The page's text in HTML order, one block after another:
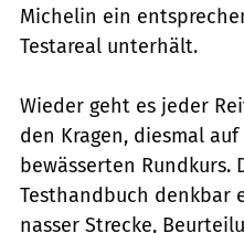
Michelin ein
Testareal unterhält.
Wieder geht es jeder
den Kragen, diesmal
bewässerten Rundkurs.
Testhandbuch denkbar
nasser Strecke,